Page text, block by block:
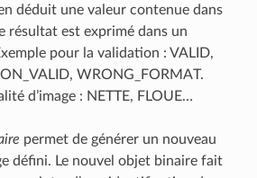
déduit une valeur contenue dans
résultat est exprimé dans un
pour la validation : VALID,
WRONG_FORMAT.
d’image : NETTE, FLOUE…
permet de générer un nouveau
défini. Le nouvel objet binaire fait